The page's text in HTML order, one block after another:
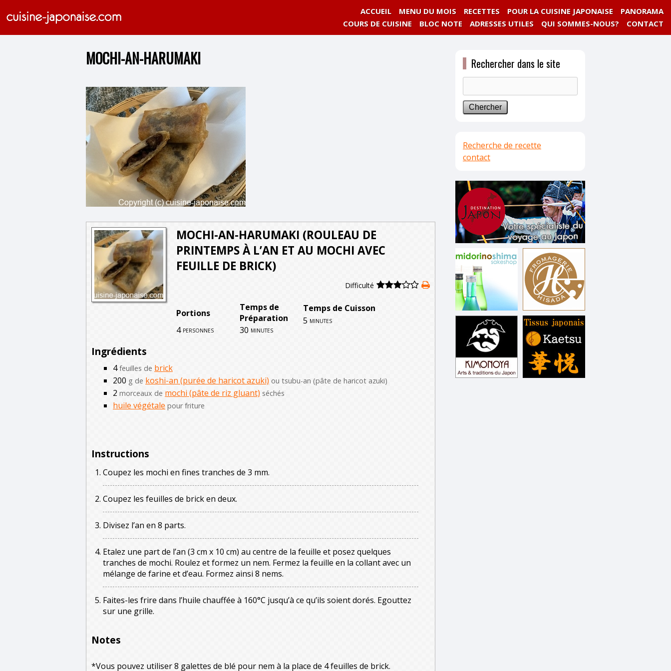
PANORAMA
POUR LA CUISINE JAPONAISE
RECETTES
MENU DU MOIS
ACCUEIL
CONTACT
QUI SOMMES-NOUS?
ADRESSES UTILES
BLOC NOTE
COURS DE CUISINE
MOCHI-AN-HARUMAKI
MOCHI-AN-HARUMAKI (ROULEAU DE
PRINTEMPS À L’AN ET AU MOCHI AVEC
FEUILLE DE BRICK)
Difficulté
Portions
Temps de
Préparation
4 personnes 30 minutes
Temps de Cuisson
5 minutes
Ingrédients
4 feuilles de brick
200 g de koshi-an (purée de haricot azuki) ou tsubu-an (pâte de haricot azuki)
2 morceaux de mochi (pâte de riz gluant) séchés
huile végétale pour friture
Instructions
Coupez les mochi en fines tranches de 3 mm.
Coupez les feuilles de brick en deux.
Divisez l’an en 8 parts.
Etalez une part de l’an (3 cm x 10 cm) au centre de la feuille et posez quelques
tranches de mochi. Roulez et formez un nem. Fermez la feuille en la collant avec un
mélange de farine et d’eau. Formez ainsi 8 nems.
Faites-les frire dans l’huile chauffée à 160°C jusqu’à ce qu’ils soient dorés. Egouttez
sur une grille.
Notes
*Vous pouvez utiliser 8 galettes de blé pour nem à la place de 4 feuilles de brick.
Rechercher dans le site
Recherche de recette
contact